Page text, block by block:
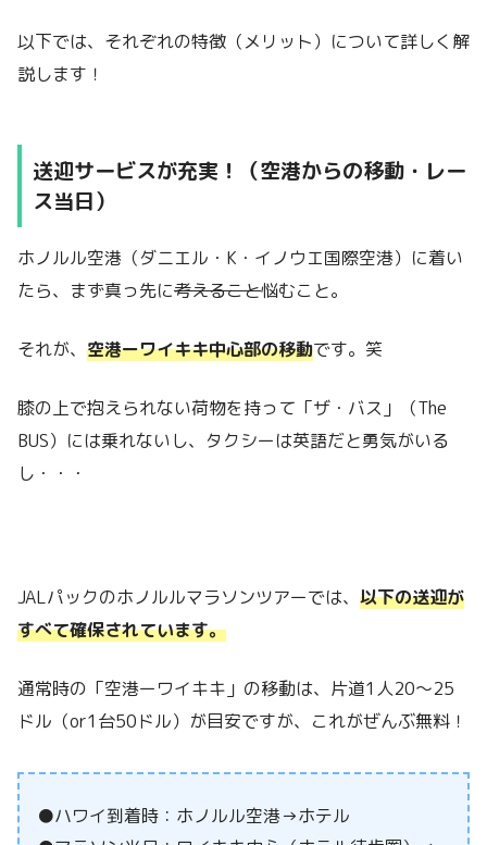
以下では、それぞれの特徴（メリット）について詳しく解
説します！
送迎サービスが充実！（空港からの移動・レー
ス当日）
ホノルル空港（ダニエル・K・イノウエ国際空港）に着い
たら、まず真っ先に考えること悩むこと。
それが、 空港ーワイキキ中心部の移動です。笑
膝の上で抱えられない荷物を持って「ザ・バス」（The
BUS）には乗れないし、タクシーは英語だと勇気がいる
し・・・
JALパックのホノルルマラソンツアーでは、 以下の送迎が
すべて確保されています。
通常時の「空港ーワイキキ」の移動は、片道1人20～25
ドル（or1台50ドル）が目安ですが、これがぜんぶ無料！
●ハワイ到着時：ホノルル空港→ホテル